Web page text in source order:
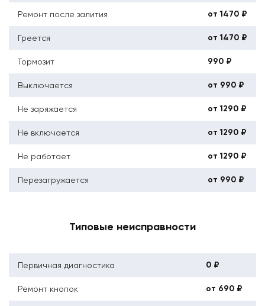
Ремонт после залития от 1470 ₽
Греется от 1470 ₽
Тормозит 990 ₽
Выключается от 990 ₽
Не заряжается от 1290 ₽
Не включается от 1290 ₽
Не работает от 1290 ₽
Перезагружается от 990 ₽
Типовые неисправности
Первичная диагностика 0 ₽
Ремонт кнопок от 690 ₽